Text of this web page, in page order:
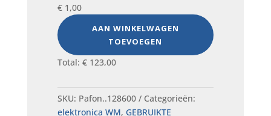
€1,00
AAN WINKELWAGEN
TOEVOEGEN
Total: €123,00
SKU: Pafon..128600
Categorieën:
elektronica WM, GEBRUIKTE